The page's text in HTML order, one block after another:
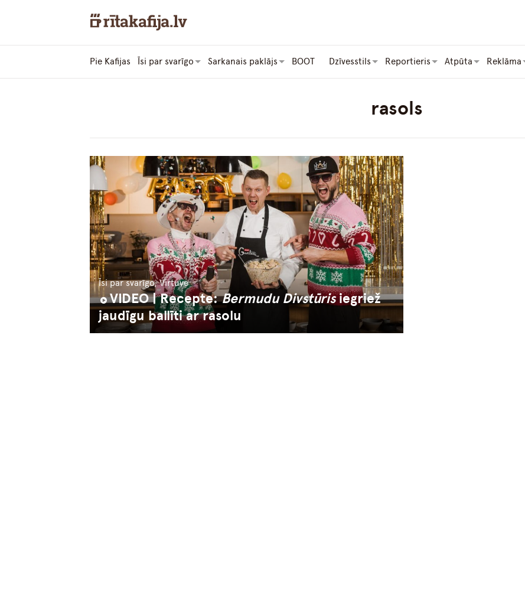
Pie Kafijas Īsi par svarīgo Sarkanais paklājs BOOT Dzīvesstils Reportieris Atpūta Reklāma
rasols
Īsi par svarīgo, Virtuve
VIDEO | Recepte:Bermudu Divstūrisiegriež
jaudīgu ballīti ar rasolu